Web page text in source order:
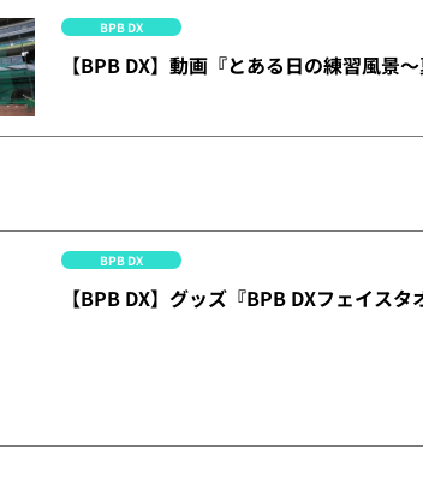
BPB DX
【BPB DX】動画『とある日の練習風景
BPB DX
【BPB DX】グッズ『BPB DXフェイス